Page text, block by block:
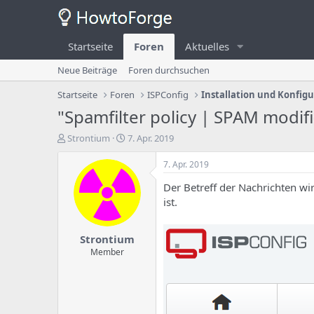
Startseite Foren Aktuelles
Neue Beiträge
Foren durchsuchen
Startseite
Foren ISPConfig Installation und
"Spamfilter policy | SPAM
E
Strontium
E
s
t
n
7. Apr. 2019
Strontium
Member
7. Apr. 2019
Der Betreff der Nachrichten
ist.